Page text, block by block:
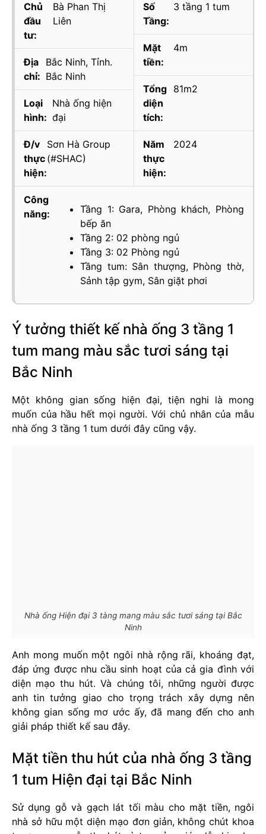
Chủ
đầu
tư:
Bà Phan Thị
Liên
Địa
chỉ:
Bắc Ninh, Tỉnh.
Bắc Ninh
Loại
hình:
Nhà ống hiện
đại
Đ/v
thực
hiện:
Sơn Hà Group
(#SHAC)
Số
Tầng:
3 tầng 1 tum
Mặt
tiền:
4m
Tổng
diện
tích:
81m2
Năm
thực
hiện:
2024
Công
năng:
Tầng 1: Gara, Phòng khách, Phòng
bếp ăn
Tầng 2: 02 phòng ngủ
Tầng 3: 02 Phòng ngủ
Tầng tum: Sân thượng, Phòng thờ,
Sảnh tập gym, Sân giặt phơi
Ý tưởng thiết kế nhà ống 3 tầng 1
tum mang màu sắc tươi sáng tại
Bắc Ninh
Một không gian sống hiện đại, tiện nghi là mong
muốn của hầu hết mọi người. Với chủ nhân của mẫu
nhà ống 3 tầng 1 tum dưới đây cũng vậy.
Nhà ống Hiện đại 3 tàng mang màu sắc tươi sáng tại Bắc
Ninh
Anh mong muốn một ngôi nhà rộng rãi, khoáng đạt,
đáp ứng được nhu cầu sinh hoạt của cả gia đình với
diện mạo thu hút. Và chúng tôi, những người được
anh tin tưởng giao cho trọng trách xây dựng nên
không gian sống mơ ước ấy, đã mang đến cho anh
giải pháp thiết kế sau đây.
Mặt tiền thu hút của nhà ống 3 tầng
1 tum Hiện đại tại Bắc Ninh
Sử dụng gỗ và gạch lát tối màu cho mặt tiền, ngôi
nhà sở hữu một diện mạo đơn giản, không chút khoa